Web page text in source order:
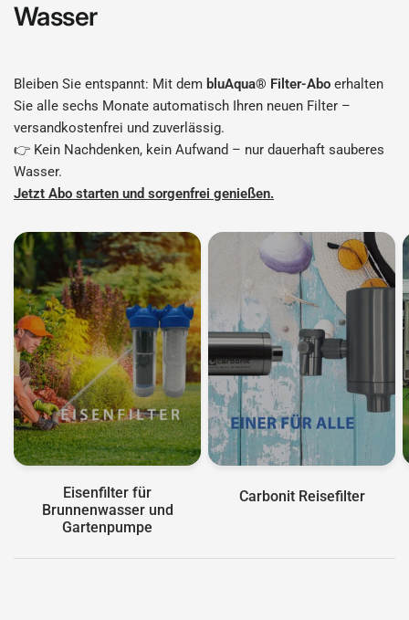
Wasser
Bleiben Sie entspannt: Mit dem bluAqua® Filter-Abo erhalten
Sie alle sechs Monate automatisch Ihren neuen Filter –
versandkostenfrei und zuverlässig.
👉 Kein Nachdenken, kein Aufwand – nur dauerhaft sauberes
Wasser.
Jetzt Abo starten und sorgenfrei genießen.
Eisenfilter für
Brunnenwasser und
Gartenpumpe
Carbonit Reisefilter